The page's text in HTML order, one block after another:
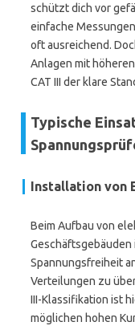
schützt dich vor
einfache
oft ausreichend.
Anlagen mit
CAT III der klare
Typische
Installation von
Beim Aufbau von
Spannungsfreiheit
Verteilungen zu
III-Klassifikation ist
möglichen hohen